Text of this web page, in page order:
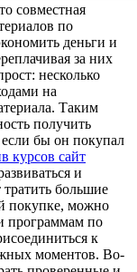
совместная
по
деньги и
за них
несколько
на
Таким
получить
бы он покупал
курсов сайт
и
большие
покупке, можно
программам по
к
моментов. Во-